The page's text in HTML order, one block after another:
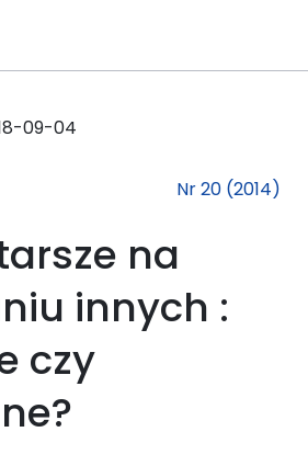
09-04
Nr 20 (2014)
na
innych :
czy